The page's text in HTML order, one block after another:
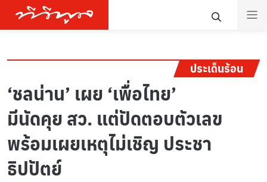
ประเด็นร้อน
‘ชลน่าน’ เผย ‘เพื่อไทย’
มีนัดคุย สว. แต่ปัดตอบตัวเลข
พร้อมเผยเหตุไม่เชิญ ประชา
ธิปปัตย์